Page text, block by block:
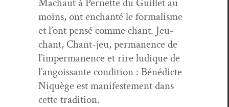
Machaut à Per­nette du Guil­let au
moins, ont enchan­té le for­mal­isme
et l’ont pen­sé comme chant. Jeu-
chant, Chant-jeu, per­ma­nence de
l’impermanence et rire ludique de
l’angoissante con­di­tion : Béné­dicte
Niquège est man­i­feste­ment dans
cette tradition.